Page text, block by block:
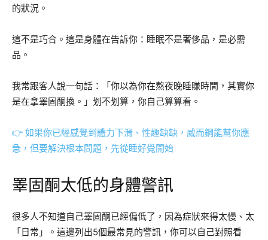
的狀況。
這不是巧合。這是身體在告訴你：睡眠不是奢侈品，是必需
品。
我常跟客人說一句話：「你以為你在熬夜晚睡賺時間，其實你
是在拿睪固酮換。」划不划算，你自己算算看。
👉 如果你已經感覺到體力下滑、性趣缺缺，威而鋼能幫你應
急，但要解決根本問題，先從睡好覺開始
睪固酮太低的身體警訊
很多人不知道自己睪固酮已經偏低了，因為症狀來得太慢、太
「日常」。這邊列出5個最常見的警訊，你可以自己對照看